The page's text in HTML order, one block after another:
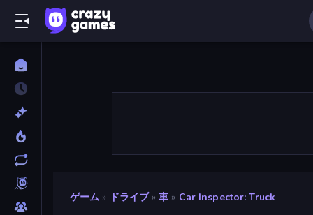
ゲーム » ドライブ » 車 » Car Inspector: Truck